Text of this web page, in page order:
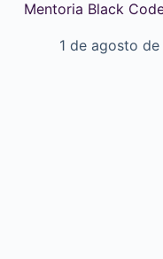
Mentoria Black
1 de agosto